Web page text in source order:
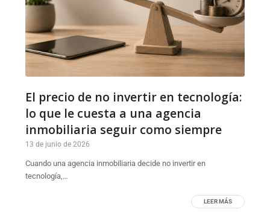
El precio de no invertir en tecnología:
lo que le cuesta a una agencia
inmobiliaria seguir como siempre
13 de junio de 2026
Cuando una agencia inmobiliaria decide no invertir en
tecnología,…
LEER MÁS